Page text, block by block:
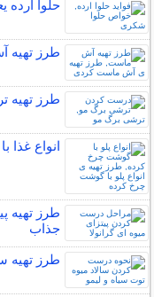
حلوا ارده
طرز
طرز تهیه
انواع غذا
طرز تهیه
جذاب
طرز تهیه